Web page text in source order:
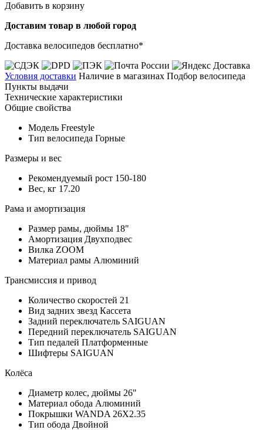
Добавить в корзину
Доставим товар в любой город
Доставка велосипедов бесплатно*
Условия доставки Наличие в магазинах Подбор велосипеда
Пункты выдачи
Технические характеристики
Общие свойства
Модель Freestyle
Тип велосипеда Горные
Размеры и вес
Рекомендуемый рост 150-180
Вес, кг 17.20
Рама и амортизация
Размер рамы, дюймы 18"
Амортизация Двухподвес
Вилка ZOOM
Материал рамы Алюминий
Трансмиссия и привод
Количество скоростей 21
Вид задних звезд Кассета
Задний переключатель SAIGUAN
Передний переключатель SAIGUAN
Тип педалей Платформенные
Шифтеры SAIGUAN
Колёса
Диаметр колес, дюймы 26"
Материал обода Алюминий
Покрышки WANDA 26Х2.35
Тип обода Двойной